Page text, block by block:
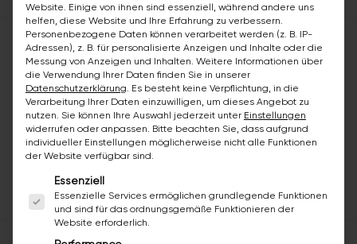
bazuba Kirchentellinsfurt
Peter-Imhoff-Straße 51
72138 Kirchentellinsfurt
Baden-Württemberg, Deutschland
Horst Rilling
Zum Standort ↗
Website. Einige von ihnen sind essenziell, während andere uns
helfen, diese Website und Ihre Erfahrung zu verbessern.
Personenbezogene Daten können verarbeitet werden (z. B. IP-
Adressen), z. B. für personalisierte Anzeigen und Inhalte oder die
Messung von Anzeigen und Inhalten. Weitere Informationen über
die Verwendung Ihrer Daten finden Sie in unserer
Datenschutzerklärung. Es besteht keine Verpflichtung, in die
Verarbeitung Ihrer Daten einzuwilligen, um dieses Angebot zu
nutzen. Sie können Ihre Auswahl jederzeit unter Einstellungen
widerrufen oder anpassen. Bitte beachten Sie, dass aufgrund
individueller Einstellungen möglicherweise nicht alle Funktionen
der Website verfügbar sind.
Es folgt eine Liste der Service-Gruppen, für die
Essenziell
Essenzielle Services ermöglichen grundlegende Funktionen
und sind für das ordnungsgemäße Funktionieren der
Website erforderlich.